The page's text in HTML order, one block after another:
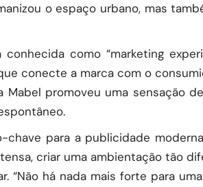
o espaço urbano, mas
como “marketing
conecte a marca com o
promoveu uma sensação
para a publicidade
criar uma ambientação tão
“Não há nada mais forte para